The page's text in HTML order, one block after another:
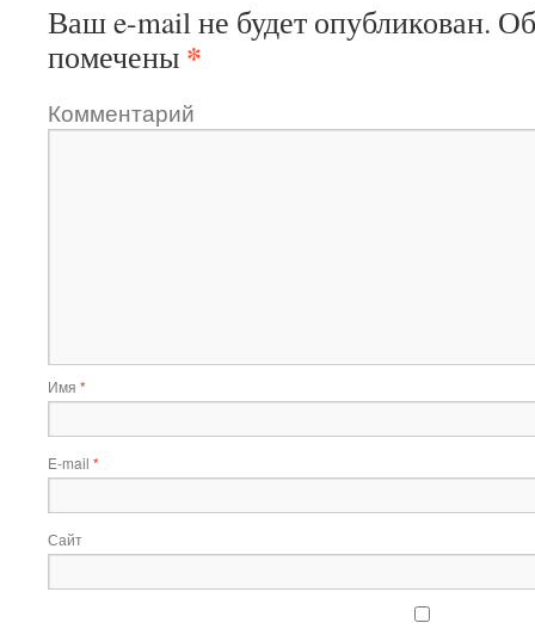
Ваш e-mail не будет опубликован.
помечены *
Комментарий
Имя *
E-mail *
Сайт